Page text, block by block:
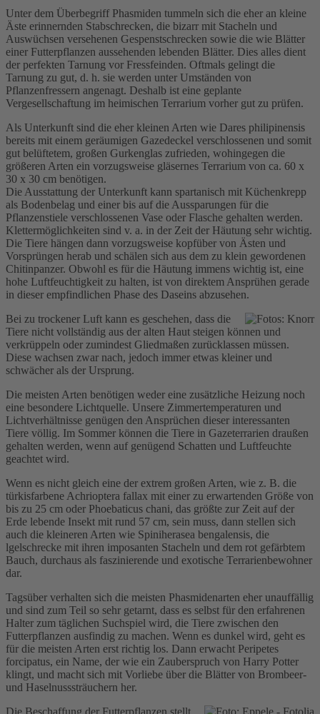
Unter dem Überbegriff Phasmiden tummeln sich die eher an kleine
Äste erinnernden Stabschrecken, die bizarr mit Stacheln und
Auswüchsen versehenen Gespenstschrecken sowie die wie Blätter
einer Futterpflanzen aussehenden lebenden Blätter. Dies alles dient
der perfekten Tarnung vor Fressfeinden. Oftmals gelingt die
Tarnung zu gut, d. h. sie werden unter Umständen von
Pflanzenfressern angenagt. Deshalb ist eine geplante
Vergesellschaftung im heimischen Terrarium vorher gut zu prüfen.
Als Unterkunft sind die eher kleinen Arten wie Dares philipinensis
bereits mit einem geräumigen Gazedeckel verschlossenen und somit
gut belüftetem, großen Gurkenglas zufrieden, wohingegen die
größeren Arten ein vorzugsweise gläsernes Terrarium von ca. 60 x
30 x 30 cm benötigen.
Die Ausstattung der Unterkunft kann spartanisch mit Küchenkrepp
als Bodenbelag und einer bis auf die Aussparungen für die
Pflanzenstiele verschlossenen Vase oder Flasche gehalten werden.
Klettermöglichkeiten sind v. a. in der Zeit der Häutung sehr wichtig.
Die Tiere hängen dann vorzugsweise kopfüber von Ästen und
Vorsprüngen herab und schälen sich aus dem zu klein gewordenen
Chitinpanzer. Obwohl es für die Häutung immens wichtig ist, eine
hohe Luftfeuchtigkeit zu halten, ist von direktem Ansprühen gerade
in dieser empfindlichen Phase des Daseins abzusehen.
Bei zu trockener Luft kann es geschehen, dass die
Tiere nicht vollständig aus der alten Haut steigen können und
verkrüppeln oder zumindest Gliedmaßen zurücklassen müssen.
Diese wachsen zwar nach, jedoch immer etwas kleiner und
schwächer als der Ursprung.
Die meisten Arten benötigen weder eine zusätzliche Heizung noch
eine besondere Lichtquelle. Unsere Zimmertemperaturen und
Lichtverhältnisse genügen den Ansprüchen dieser interessanten
Tiere völlig. Im Sommer können die Tiere in Gazeterrarien draußen
gehalten werden, wenn auf genügend Schatten und Luftfeuchte
geachtet wird.
Wenn es nicht gleich eine der extrem großen Arten, wie z. B. die
türkisfarbene Achrioptera fallax mit einer zu erwartenden Größe von
bis zu 25 cm oder Phoebaticus chani, das größte zur Zeit auf der
Erde lebende Insekt mit rund 57 cm, sein muss, dann stellen sich
auch die kleineren Arten wie Spiniherasea bengalensis, die
lgelschrecke mit ihren imposanten Stacheln und dem rot gefärbtem
Bauch, durchaus als faszinierende und exotische Terrarienbewohner
dar.
Tagsüber verhalten sich die meisten Phasmidenarten eher unauffällig
und sind zum Teil so sehr getarnt, dass es selbst für den erfahrenen
Halter zum täglichen Suchspiel wird, die Tiere zwischen den
Futterpflanzen ausfindig zu machen. Wenn es dunkel wird, geht es
für die meisten Arten erst richtig los. Dann erwacht Peripetes
forcipatus, ein Name, der wie ein Zauberspruch von Harry Potter
klingt, und macht sich mit Vorliebe über die Blätter von Brombeer-
und Haselnusssträuchern her.
Die Beschaffung der Futterpflanzen stellt